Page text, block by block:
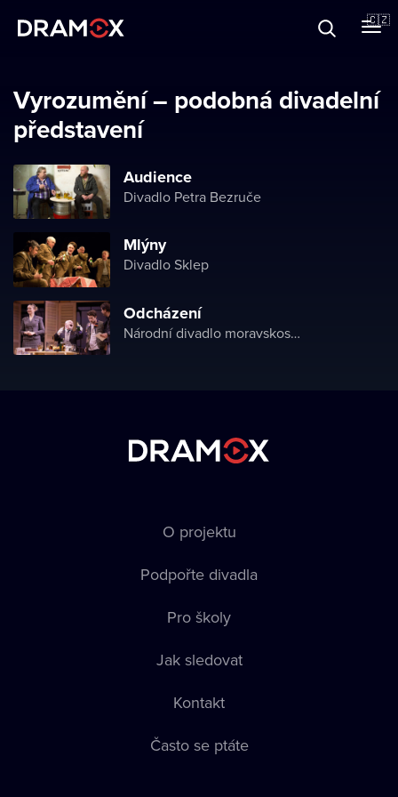
🇨🇿
Registrujte se
Vyrozumění – podobná divadelní
představení
Audience
Divadlo Petra Bezruče
Mlýny
Divadlo Sklep
Odcházení
Národní divadlo moravskoslezské
O projektu
Podpořte divadla
Pro školy
Jak sledovat
Kontakt
Často se ptáte